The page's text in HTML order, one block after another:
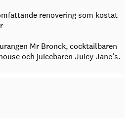
renovering som kostat
Mr Bronck, cocktailbaren
och juicebaren Juicy Jane’s.